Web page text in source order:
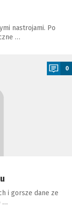
nastrojami. Po
…
0
i gorsze dane ze
…